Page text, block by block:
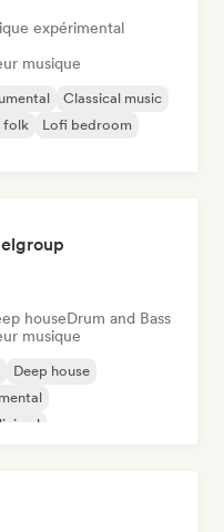
expérimental
musique
Classical music
folk
Lofi bedroom
houseDrum and Bass
musique
Deep house